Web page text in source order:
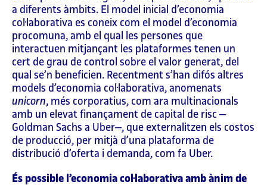
a diferents àmbits. El model inicial d’economia
col·laborativa es coneix com el model d’economia
procomuna, amb el qual les persones que
interactuen mitjançant les plataformes tenen un
cert de grau de control sobre el valor generat, del
qual se’n beneficien. Recentment s’han difós altres
models d’economia col·laborativa, anomenats
unicorn, més corporatius, com ara multinacionals
amb un elevat finançament de capital de risc ‒
Goldman Sachs a Uber‒, que externalitzen els costos
de producció, per mitjà d’una plataforma de
distribució d’oferta i demanda, com fa Uber.
És possible l’economia col·laborativa amb ànim de